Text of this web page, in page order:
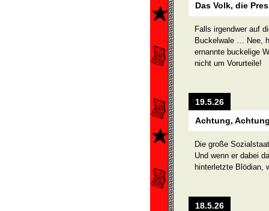
Das Volk, die
Falls irgendwer auf
Buckelwale … Nee,
ernannte buckelige
nicht um Vorurteile!
19.5.26
Achtung,
Die große
Und wenn er dabei
hinterletzte Blödian,
18.5.26